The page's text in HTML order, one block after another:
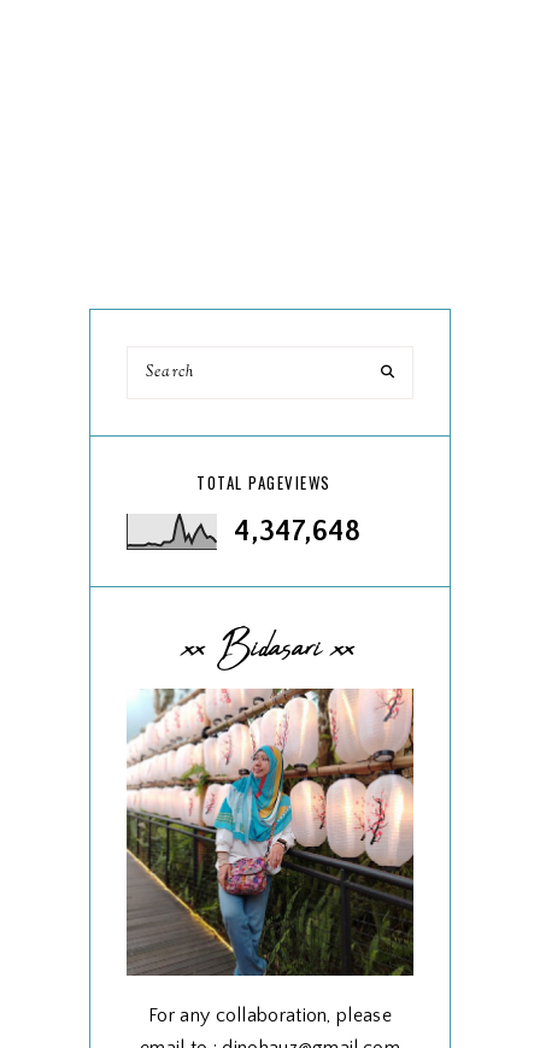
TOTAL PAGEVIEWS
4,347,648
xx Bidasari xx
For any collaboration, please